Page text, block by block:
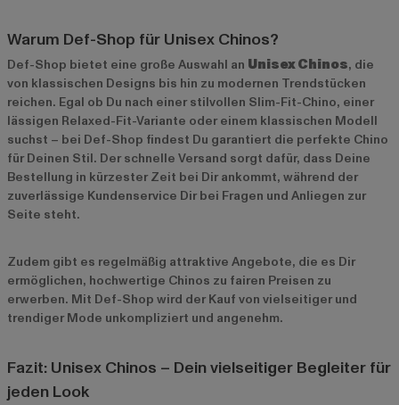
Warum Def-Shop für Unisex Chinos?
Def-Shop bietet eine große Auswahl an Unisex Chinos, die
von klassischen Designs bis hin zu modernen Trendstücken
reichen. Egal ob Du nach einer stilvollen Slim-Fit-Chino, einer
lässigen Relaxed-Fit-Variante oder einem klassischen Modell
suchst – bei Def-Shop findest Du garantiert die perfekte Chino
für Deinen Stil. Der schnelle Versand sorgt dafür, dass Deine
Bestellung in kürzester Zeit bei Dir ankommt, während der
zuverlässige Kundenservice Dir bei Fragen und Anliegen zur
Seite steht.
Zudem gibt es regelmäßig attraktive Angebote, die es Dir
ermöglichen, hochwertige Chinos zu fairen Preisen zu
erwerben. Mit Def-Shop wird der Kauf von vielseitiger und
trendiger Mode unkompliziert und angenehm.
Fazit: Unisex Chinos – Dein vielseitiger Begleiter für
jeden Look